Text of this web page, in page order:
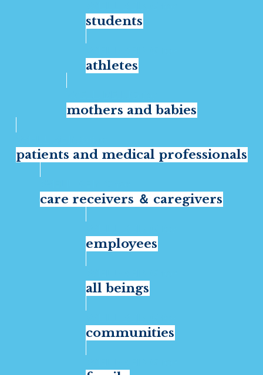
students
athletes
mothers and babies
patients and medical professionals
care receivers ＆ caregivers
employees
all beings
communities